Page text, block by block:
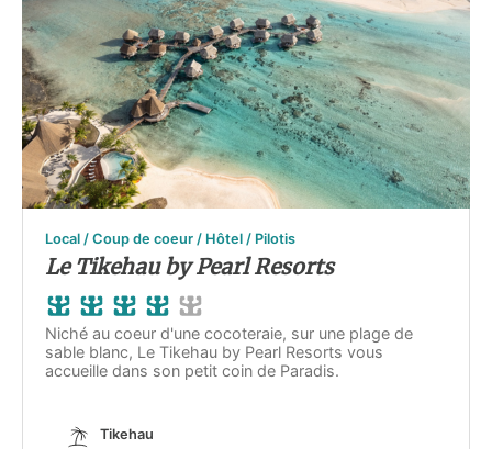
Local / Coup de coeur / Hôtel / Pilotis
Le Tikehau by Pearl Resorts
Niché au coeur d'une cocoteraie, sur une plage de
sable blanc, Le Tikehau by Pearl Resorts vous
accueille dans son petit coin de Paradis.
Tikehau